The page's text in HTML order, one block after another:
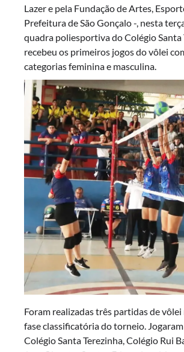
Lazer e pela Fundação de Artes,
Prefeitura de São Gonçalo -, nesta
quadra poliesportiva do Colégio Santa
recebeu os primeiros jogos do vôlei
categorias feminina e masculina.
Foram realizadas três partidas de
fase classificatória do torneio.
Colégio Santa Terezinha, Colégio Rui